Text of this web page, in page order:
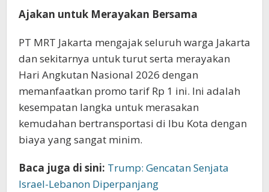
Ajakan untuk Merayakan Bersama
PT MRT Jakarta mengajak seluruh warga Jakarta
dan sekitarnya untuk turut serta merayakan
Hari Angkutan Nasional 2026 dengan
memanfaatkan promo tarif Rp 1 ini. Ini adalah
kesempatan langka untuk merasakan
kemudahan bertransportasi di Ibu Kota dengan
biaya yang sangat minim.
Baca juga di sini: Trump: Gencatan Senjata
Israel-Lebanon Diperpanjang